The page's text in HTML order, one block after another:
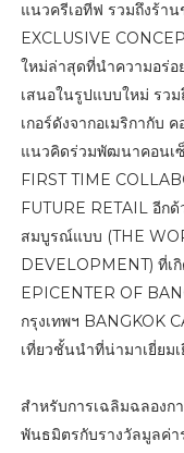
แนวครีเอทีฟ รวมถึงร้า
EXCLUSIVE
ใหม่ล่าสุดที่นำความอร่
เสนอในรูปแบบใหม่ รว
เกอร์ดังจากอเมริกากับ
แนวคิดร่วมพัฒนาคอนเ
FIRST TIME
FUTURE RETAIL อีก
สมบูรณ์แบบ (THE
DEVELOPMENT) ที่เ
EPICENTER OF
กรุงเทพฯ BANGKOK
เที่ยวชั้นนำที่น่ามาเยี่ยม
สำหรับการเฉลิมฉลองก
พันธมิตรกับรางวัลมูลค่า